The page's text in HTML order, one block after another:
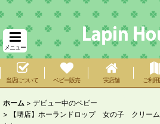
メニュー
当店について ベビー販売 実店舗 ご利
ホーム > デビュー中のベビー
>
【堺店】ホーランドロップ 女の子 クリー